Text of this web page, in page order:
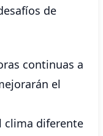
de
continuas a
el
clima diferente